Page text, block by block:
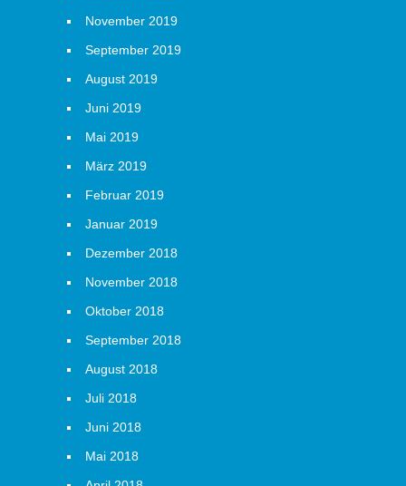
November 2019
September 2019
August 2019
Juni 2019
Mai 2019
März 2019
Februar 2019
Januar 2019
Dezember 2018
November 2018
Oktober 2018
September 2018
August 2018
Juli 2018
Juni 2018
Mai 2018